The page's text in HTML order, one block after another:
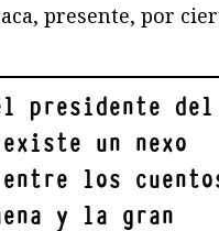
presente, por
presidente del
un nexo
los
y la gran